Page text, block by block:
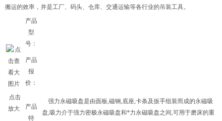
搬运的效率，并是工厂、码头、仓库、交通运输等各行业的吊装工具。
点击
放大
产品
型
号：
产品
报
价：
产品
特
强力永磁吸盘是由面板,磁钢,底座,卡条及扳手组装而成的永磁吸
盘,吸力介于强力密极永磁吸盘和*力永磁吸盘之间,可用于磨床的重